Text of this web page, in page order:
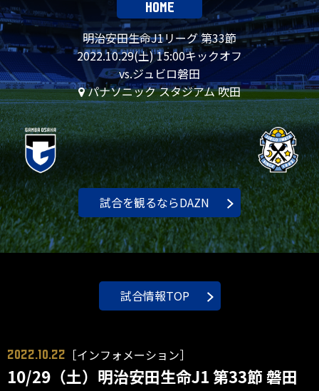
HOME
明治安田生命J1リーグ 第33節
2022.10.29(土) 15:00キックオフ
vs.ジュビロ磐田
パナソニック スタジアム 吹田
試合を観るならDAZN
試合情報TOP
2022.10.22 ［インフォメーション］
10/29（土）明治安田生命J1 第33節 磐田